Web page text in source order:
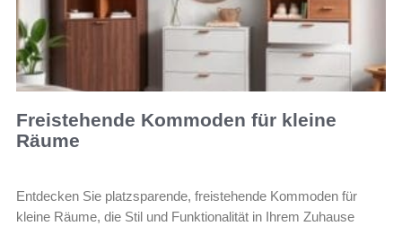
Freistehende Kommoden für kleine
Räume
Entdecken Sie platzsparende, freistehende Kommoden für
kleine Räume, die Stil und Funktionalität in Ihrem Zuhause